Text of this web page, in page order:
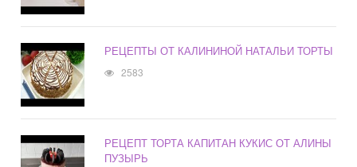
РЕЦЕПТЫ ОТ КАЛИНИНОЙ НАТАЛЬИ ТОРТЫ
2583
РЕЦЕПТ ТОРТА КАПИТАН КУКИС ОТ АЛИНЫ
ПУЗЫРЬ